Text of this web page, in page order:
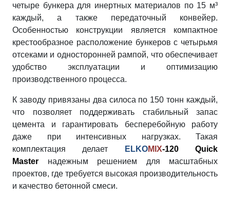
четыре бункера для инертных материалов по 15 м³
каждый, а также передаточный конвейер.
Особенностью конструкции является компактное
крестообразное расположение бункеров с четырьмя
отсеками и односторонней рампой, что обеспечивает
удобство эксплуатации и оптимизацию
производственного процесса.
К заводу привязаны два силоса по 150 тонн каждый,
что позволяет поддерживать стабильный запас
цемента и гарантировать бесперебойную работу
даже при интенсивных нагрузках. Такая
комплектация делает
ELKOMIX-120 Quick
Master надежным решением для масштабных
проектов, где требуется высокая производительность
и качество бетонной смеси.